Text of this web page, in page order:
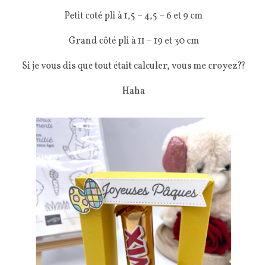
Petit coté pli à 1,5 – 4,5 – 6 et 9 cm
Grand côté pli à 11 – 19 et 30 cm
Si je vous dis que tout était calculer, vous me croyez??
Haha